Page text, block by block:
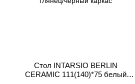
Стол INTARSIO BERLIN
CERAMIC 111(140)*75 белый